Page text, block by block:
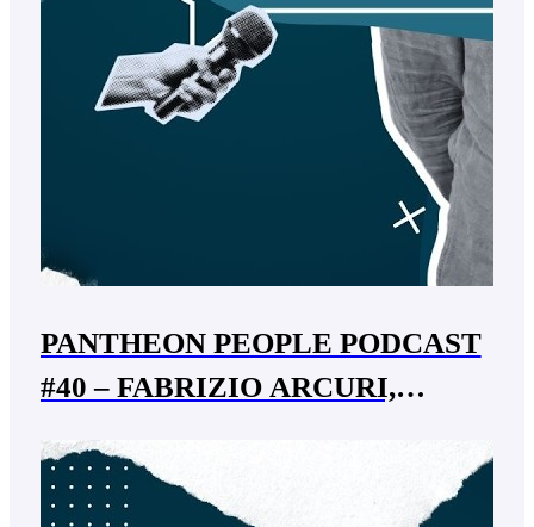
PANTHEON PEOPLE PODCAST
#40 – FABRIZIO ARCURI,
Verona